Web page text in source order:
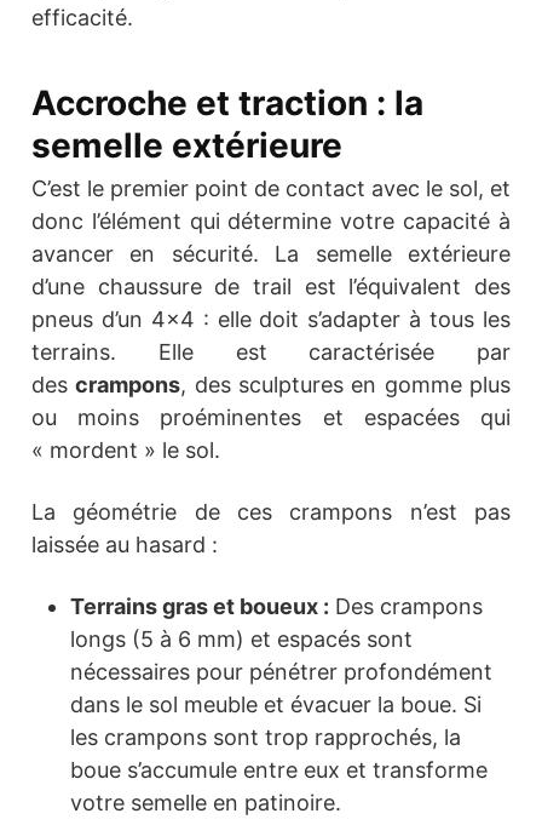
efficacité.
Accroche et traction : la
semelle extérieure
C’est le premier point de contact avec le sol, et
donc l’élément qui détermine votre capacité à
avancer en sécurité. La semelle extérieure
d’une chaussure de trail est l’équivalent des
pneus d’un 4×4 : elle doit s’adapter à tous les
terrains. Elle est caractérisée par
descrampons, des sculptures en gomme plus
ou moins proéminentes et espacées qui
« mordent » le sol.
La géométrie de ces crampons n’est pas
laissée au hasard :
Terrains gras et boueux : Des crampons
longs (5 à 6 mm) et espacés sont
nécessaires pour pénétrer profondément
dans le sol meuble et évacuer la boue. Si
les crampons sont trop rapprochés, la
boue s’accumule entre eux et transforme
votre semelle en patinoire.